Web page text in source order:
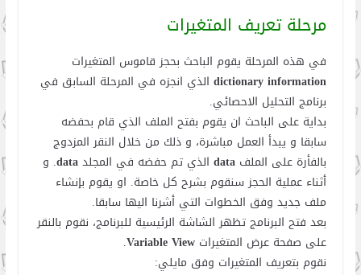
مرحلة تعريف المتغيرات
في هذه المرحلة يقوم الباحث بحجز قاموس المتغيرات
dictionary informationالذي انجزه في المرحلة السابق في
برنامج التحليل الاحصائي.
بداية على الباحث ان يقوم بفتح الملف الذي قام بحفضه
سابقا و يبدأ العمل مباشرة، و ذلك من خلال النقر المزدوج
بالفأرة على الملف dataالذي تم حفضه في المجلدdata. و
أثناء عملية الحجز سنقوم بشرح كل خاصة. او يقوم بإنشاء
ملف جديد وفق الخطوات التي أشرنا اليها سابقا.
بعد فتح البرنامج تظهر الشاشة الرئيسية للبرنامج، نقوم بالنقر
على صفحة عرض المتغيرات Variable View
.
نقوم بتعريف المتغيرات وفق مايلي: